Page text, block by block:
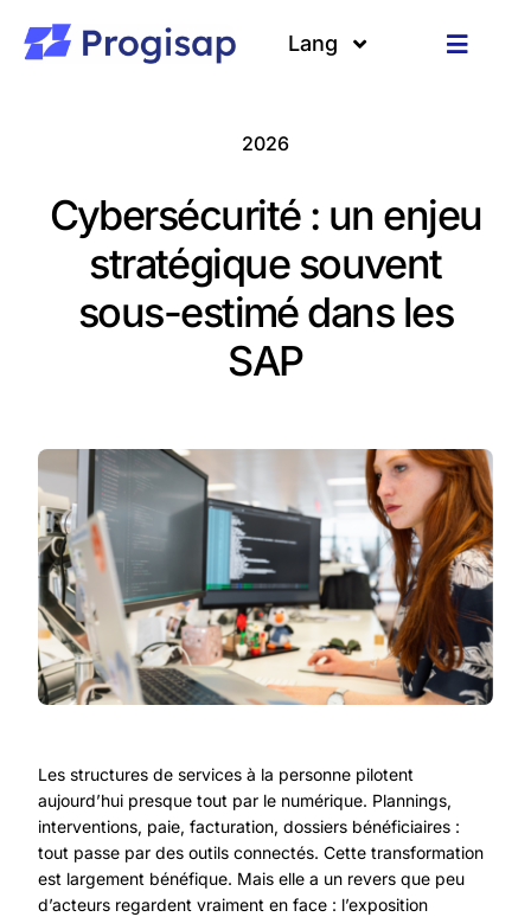
contenu
Toggle
Ressources
Lang
2026
Cybersécurité : un enjeu
stratégique souvent
sous-estimé dans les
SAP
Les structures de services à la personne pilotent
aujourd’hui presque tout par le numérique. Plannings,
interventions, paie, facturation, dossiers bénéficiaires :
tout passe par des outils connectés. Cette transformation
est largement bénéfique. Mais elle a un revers que peu
d’acteurs regardent vraiment en face : l’exposition